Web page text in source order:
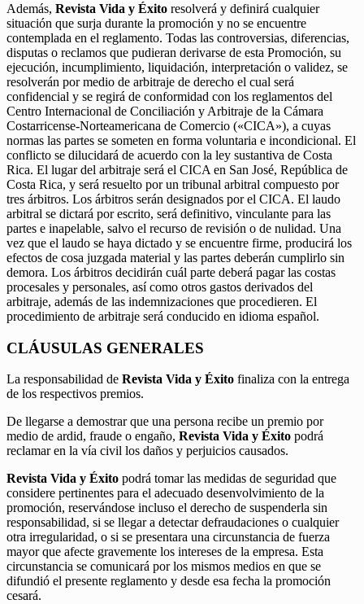
Además, Revista Vida y Éxito resolverá y definirá cualquier
situación que surja durante la promoción y no se encuentre
contemplada en el reglamento. Todas las controversias, diferencias,
disputas o reclamos que pudieran derivarse de esta Promoción, su
ejecución, incumplimiento, liquidación, interpretación o validez, se
resolverán por medio de arbitraje de derecho el cual será
confidencial y se regirá de conformidad con los reglamentos del
Centro Internacional de Conciliación y Arbitraje de la Cámara
Costarricense-Norteamericana de Comercio («CICA»), a cuyas
normas las partes se someten en forma voluntaria e incondicional. El
conflicto se dilucidará de acuerdo con la ley sustantiva de Costa
Rica. El lugar del arbitraje será el CICA en San José, República de
Costa Rica, y será resuelto por un tribunal arbitral compuesto por
tres árbitros. Los árbitros serán designados por el CICA. El laudo
arbitral se dictará por escrito, será definitivo, vinculante para las
partes e inapelable, salvo el recurso de revisión o de nulidad. Una
vez que el laudo se haya dictado y se encuentre firme, producirá los
efectos de cosa juzgada material y las partes deberán cumplirlo sin
demora. Los árbitros decidirán cuál parte deberá pagar las costas
procesales y personales, así como otros gastos derivados del
arbitraje, además de las indemnizaciones que procedieren. El
procedimiento de arbitraje será conducido en idioma español.
CLÁUSULAS GENERALES
La responsabilidad de Revista Vida y Éxito finaliza con la entrega
de los respectivos premios.
De llegarse a demostrar que una persona recibe un premio por
medio de ardid, fraude o engaño, Revista Vida y Éxito podrá
reclamar en la vía civil los daños y perjuicios causados.
Revista Vida y Éxito podrá tomar las medidas de seguridad que
considere pertinentes para el adecuado desenvolvimiento de la
promoción, reservándose incluso el derecho de suspenderla sin
responsabilidad, si se llegar a detectar defraudaciones o cualquier
otra irregularidad, o si se presentara una circunstancia de fuerza
mayor que afecte gravemente los intereses de la empresa. Esta
circunstancia se comunicará por los mismos medios en que se
difundió el presente reglamento y desde esa fecha la promoción
cesará.